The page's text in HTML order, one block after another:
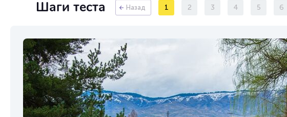
Шаги теста Назад 1 2 3 4 5 6